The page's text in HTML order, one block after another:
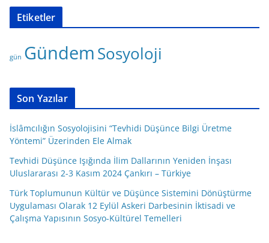
t
e
r
Etiketler
gün GündemSosyoloji
Son Yazılar
İslâmcılığın Sosyolojisini “Tevhidi Düşünce Bilgi Üretme
Yöntemi” Üzerinden Ele Almak
Tevhidi Düşünce Işığında İlim Dallarının Yeniden İnşası
Uluslararası 2-3 Kasım 2024 Çankırı – Türkiye
Türk Toplumunun Kültür ve Düşünce Sistemini Dönüştürme
Uygulaması Olarak 12 Eylül Askeri Darbesinin İktisadi ve
Çalışma Yapısının Sosyo-Kültürel Temelleri